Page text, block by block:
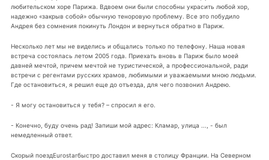
любительском хоре Парижа. Вдвоем они были способны украсить любой хор,
надежно «закрыв собой» обычную теноровую проблему. Все это побудило
Андрея без сомнения покинуть Лондон и вернуться обратно в Париж.
Несколько лет мы не виделись и общались только по телефону. Наша новая
встреча состоялась летом 2005 года. Приехать вновь в Париж было моей
давней мечтой, причем мечтой не туристической, а профессиональной, ради
встречи с регентами русских храмов, любимыми и уважаемыми мною людьми.
Где остановиться, я решил еще до отъезда, для чего позвонил Андрею.
- Я могу остановиться у тебя? – спросил я его.
- Конечно, буду очень рад! Запиши мой адрес: Кламар, улица ..., - был
немедленный ответ.
Скорый поездEurostarбыстро доставил меня в столицу Франции. На Северном